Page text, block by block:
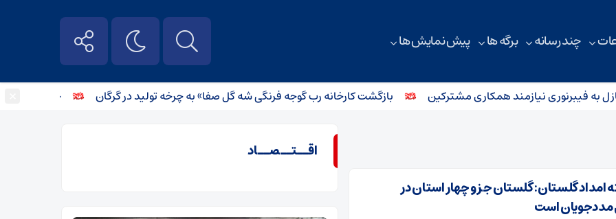
چند رسانه برگه ها پیش نمایش ها
نیازمند همکاری مشترکین بازگشت کارخانه رب گوجه فرنگی شه گل صفا» به چرخه تولید در گرگان جریمه ۹.۷ میلیارد ریالی برای گرانفروشی پوشاک مدارس در گرگان
امداد گلستان: گلستان جزو چهار استان در
مددجویان است
اقــتــصــاد